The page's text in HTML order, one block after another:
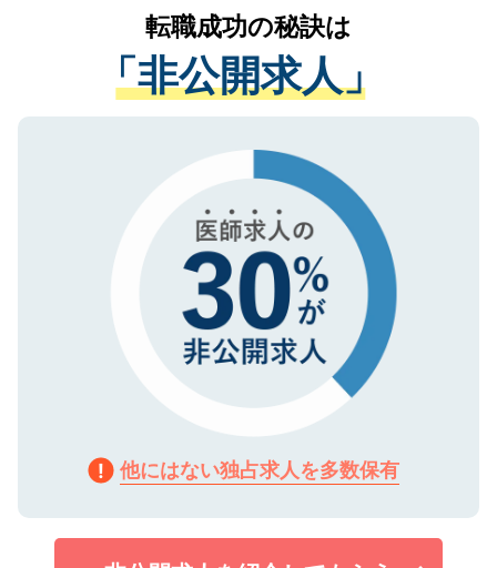
は、個人情報の取り扱いについての厳密な
管理基準を満たした事業者のみに付与され
る、プライバシーマークを取得済みです。
で、機密保持に関してもご安心ください。
かがいして、現在の医療機関の状況や紹介
経験をまじえながら、適切なアドバイスを
させていただきます。すぐにご転職をされ
ない方には、長期的なサポートが可能です
ので、まずはご登録ください。
転職成功の秘訣は
「非公開求人」
他にはない独占求人を多数保有